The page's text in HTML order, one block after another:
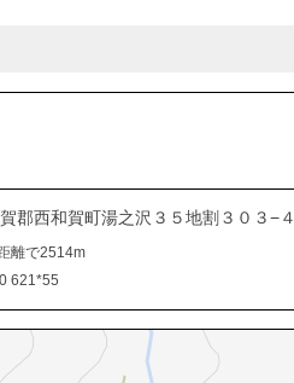
郡西和賀町湯之沢３５地割３０３−４
離で2514m
621*55